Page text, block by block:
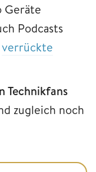
Geräte
Podcasts
verrückte
Technikfans
zugleich noch